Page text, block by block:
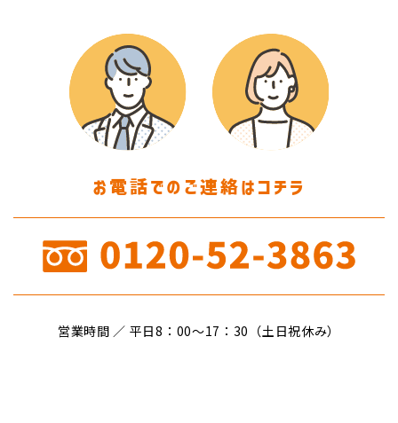
お電話でのご連絡はコチラ
営業時間 ／ 平日8：00〜17：30（土日祝休み）